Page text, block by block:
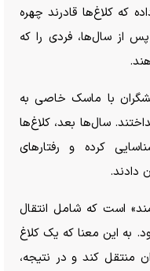
که کلاغ‌ها قادرند چهره
از سال‌ها، فردی را که
با ماسک خاصی به
سال‌ها بعد، کلاغ‌ها
کرده و رفتار‌های
دادند.
است که شامل انتقال
به این معنا که یک کلاغ
منتقل کند و در نتیجه،